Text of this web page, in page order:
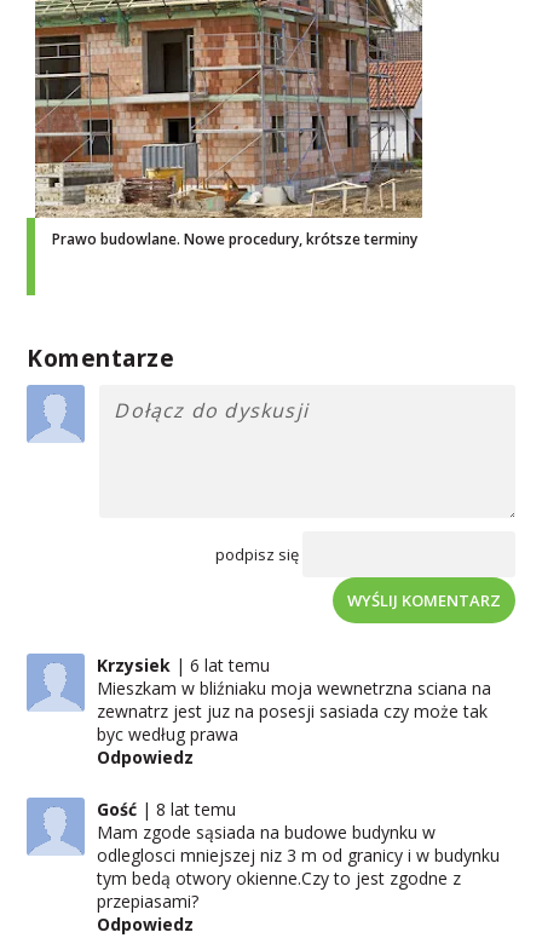
Prawo budowlane. Nowe procedury, krótsze terminy
Komentarze
podpisz się
WYŚLIJ KOMENTARZ
Krzysiek
6 lat temu
Mieszkam w bliźniaku moja wewnetrzna sciana na
zewnatrz jest juz na posesji sasiada czy może tak
byc według prawa
Odpowiedz
Gość
8 lat temu
Mam zgode sąsiada na budowe budynku w
odleglosci mniejszej niz 3 m od granicy i w budynku
tym bedą otwory okienne.Czy to jest zgodne z
przepiasami?
Odpowiedz